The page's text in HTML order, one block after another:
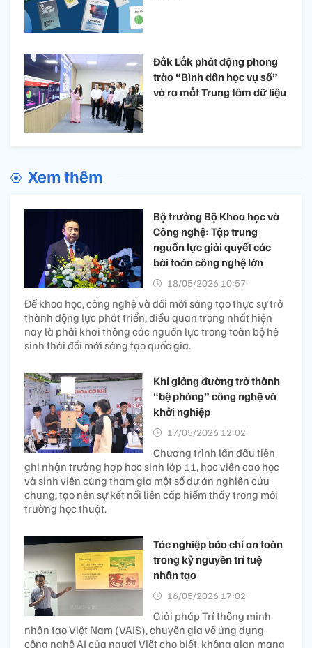
Đắk Lắk phát động phong
trào “Bình dân học vụ số”
và ra mắt Trung tâm dữ liệu
Xem thêm
Bộ trưởng Bộ Khoa học và
Công nghệ: Tập trung
nguồn lực giải quyết các
bài toán công nghệ lớn
18/05/2026 10:57’
Để khoa học, công nghệ và đổi mới sáng tạo thực sự trở
thành động lực phát triển, điều quan trọng nhất hiện
nay là phải khơi thông các nguồn lực trong toàn bộ hệ
sinh thái đổi mới sáng tạo quốc gia.
Khi giảng đường trở thành
“bệ phóng” công nghệ và
khởi nghiệp
17/05/2026 12:02’
Chương trình lần đầu tiên
ghi nhận trường hợp học sinh lớp 11, học viên cao học
và sinh viên cùng tham gia một số dự án nghiên cứu
chung, tạo nên sự kết nối liên cấp hiếm thấy trong môi
trường học thuật.
Tác nghiệp báo chí an toàn
trong kỷ nguyên trí tuệ
nhân tạo
16/05/2026 17:02’
Giải pháp Trí thông minh
nhân tạo Việt Nam (VAIS), chuyên gia về ứng dụng
công nghệ AI của người Việt cho biết, không gian mạng